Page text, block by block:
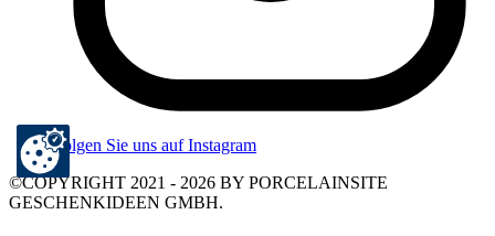
Folgen Sie uns auf Instagram
©COPYRIGHT 2021 - 2026 BY PORCELAINSITE
GESCHENKIDEEN GMBH.